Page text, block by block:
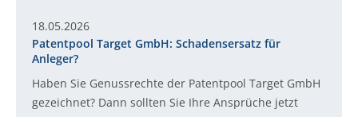
18.05.2026
Patentpool Target GmbH: Schadensersatz für
Anleger?
Haben Sie Genussrechte der Patentpool Target GmbH
gezeichnet? Dann sollten Sie Ihre Ansprüche jetzt